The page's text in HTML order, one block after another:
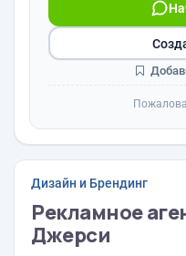
Дизайн и Брендинг
Рекламное
Джерси